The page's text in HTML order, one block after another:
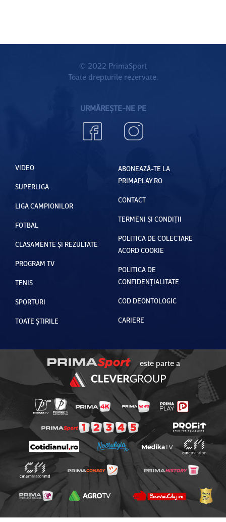
© 2022 PrimaSport
Toate drepturile rezervate.
URMĂREȘTE-NE PE
VIDEO
SUPERLIGA
LIGA CAMPIONILOR
FOTBAL
CLASAMENTE ȘI REZULTATE
PROGRAM TV
TENIS
SPORTURI
TOATE ȘTIRILE
ABONEAZĂ-TE LA
PRIMAPLAY.RO
CONTACT
TERMENI ȘI CONDIȚII
POLITICA DE COLECTARE
ACORD COOKIE
POLITICA DE
CONFIDENȚIALITATE
COD DEONTOLOGIC
CARIERE
este parte a